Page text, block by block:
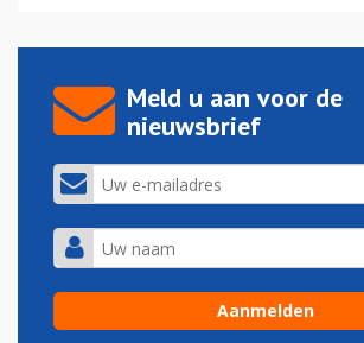
Meld u aan voor de
nieuwsbrief